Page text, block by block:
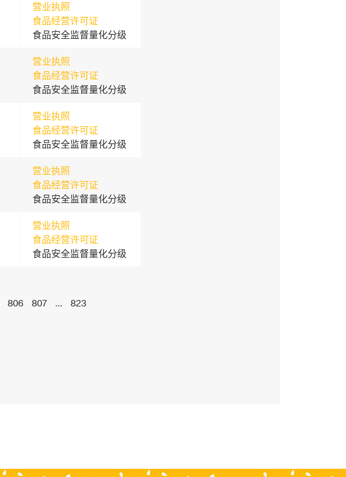
营业执照
食品经营许可证
食品安全监督量化分级
营业执照
食品经营许可证
食品安全监督量化分级
营业执照
食品经营许可证
食品安全监督量化分级
营业执照
食品经营许可证
食品安全监督量化分级
营业执照
食品经营许可证
食品安全监督量化分级
806 807 ... 823